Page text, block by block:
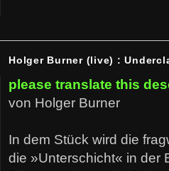
Holger Burner (live) :
please translate this
von Holger Burner
In dem Stück wird die
die »Unterschicht« in der